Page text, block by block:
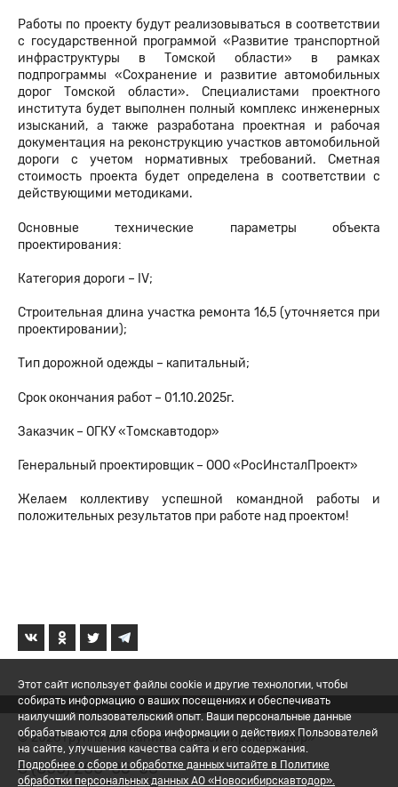
Работы по проекту будут реализовываться в соответствии
с государственной программой «Развитие транспортной
инфраструктуры в Томской области» в рамках
подпрограммы «Сохранение и развитие автомобильных
дорог Томской области». Специалистами проектного
института будет выполнен полный комплекс инженерных
изысканий, а также разработана проектная и рабочая
документация на реконструкцию участков автомобильной
дороги с учетом нормативных требований. Сметная
стоимость проекта будет определена в соответствии с
действующими методиками.
Основные технические параметры объекта
проектирования:
Категория дороги – IV;
Строительная длина участка ремонта 16,5 (уточняется при
проектировании);
Тип дорожной одежды – капитальный;
Срок окончания работ – 01.10.2025г.
Заказчик – ОГКУ «Томскавтодор»
Генеральный проектировщик – ООО «РосИнсталПроект»
Желаем коллективу успешной командной работы и
положительных результатов при работе над проектом!
© 2026 Группа компаний «Новосибирскавтодор»
8 (800) 200-05-06
Этот сайт использует файлы cookie и другие технологии, чтобы
собирать информацию о ваших посещениях и обеспечивать
наилучший пользовательский опыт. Ваши персональные данные
обрабатываются для сбора информации о действиях Пользователей
на сайте, улучшения качества сайта и его содержания.
Подробнее о сборе и обработке данных читайте в Политике
обработки персональных данных АО «Новосибирскавтодор».